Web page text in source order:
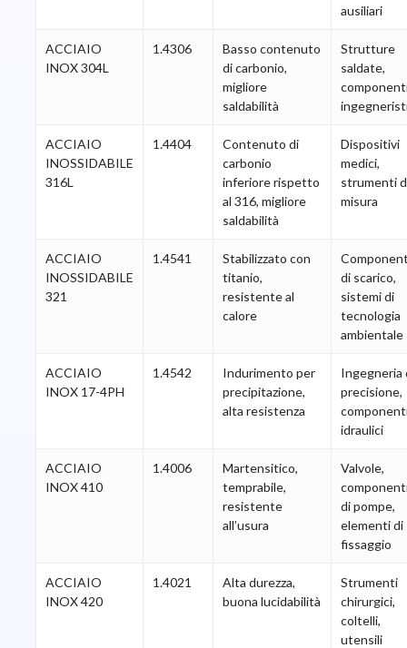
ausiliari
ACCIAIO
INOX 304L
1.4306
Basso contenuto
di carbonio,
migliore
saldabilità
Strutture
saldate,
ACCIAIO
INOSSIDABILE
316L
1.4404
Contenuto di
carbonio
inferiore rispetto
al 316, migliore
saldabilità
Dispositivi
medici,
strumenti
misura
ACCIAIO
INOSSIDABILE
321
1.4541
Stabilizzato con
titanio,
resistente al
calore
di scarico,
sistemi di
tecnologia
ambientale
ACCIAIO
INOX 17-4PH
1.4542
Indurimento per
precipitazione,
alta resistenza
Ingegneria
precisione,
idraulici
ACCIAIO
INOX 410
1.4006
Martensitico,
temprabile,
resistente
all’usura
Valvole,
di pompe,
elementi di
fissaggio
ACCIAIO
INOX 420
1.4021
Alta durezza,
buona lucidabilità
Strumenti
chirurgici,
coltelli,
utensili